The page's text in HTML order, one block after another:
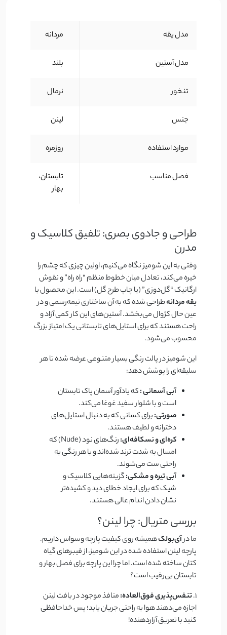
مدل یقه مردانه
مدل آستین بلند
تنخور نرمال
جنس لینن
موارد استفاده روزمره
فصل مناسب
تابستان،
بهار
طراحی و جادوی بصری: تلفیق کلاسیک و
مدرن
وقتی به این شومیز نگاه می‌کنیم، اولین چیزی که چشم را
خیره می‌کند، تعادل میان خطوط منظم “راه راه” و نقوش
ارگانیک “گل‌دوزی” (یا چاپ طرح گل) است. این محصول با
یقه مردانهطراحی شده که به آن ساختاری نیمه‌رسمی و در
عین حال کژوال می‌بخشد. آستین‌های این کار کمی آزاد و
راحت هستند که برای استایل‌های تابستانی یک امتیاز بزرگ
محسوب می‌شود.
این شومیز در پالت رنگی بسیار متنوعی عرضه شده تا هر
سلیقه‌ای را پوشش دهد:
آبی آسمانی :که یادآور آسمان پاک تابستان
است و با شلوار سفید غوغا می‌کند.
صورتی:برای کسانی که به دنبال استایل‌های
دخترانه و لطیف هستند.
کره‌ای و نسکافه‌ای:
رنگ‌های نود (Nude) که
امسال به شدت ترند شده‌اند و با هر رنگی به
راحتی ست می‌شوند.
آبی تیره و مشکی:گزینه‌هایی کلاسیک و
شیک که برای ایجاد خطای دید و کشیده‌تر
نشان دادن اندام عالی هستند.
بررسی متریال: چرا لینن؟
ما درآی‌بولکهمیشه روی کیفیت پارچه وسواس داریم.
پارچه لینن استفاده شده در این شومیز، از فیبرهای گیاه
کتان ساخته شده است. اما چرا این پارچه برای فصل بهار و
تابستان بی‌رقیب است؟
۱. تنفس‌پذیری فوق‌العاده:منافذ موجود در بافت لینن
اجازه می‌دهند هوا به راحتی جریان یابد؛ پس خداحافظی
کنید با تعریق آزاردهنده!